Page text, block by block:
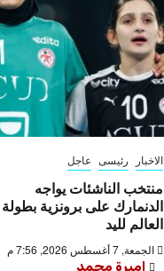
الاخبار رئيسى عاجل
منتخب الناشئات يواجه
الدنمارك على برونزية بطولة
العالم لليد
الجمعة, 7 أغسطس 2026, 7:56 م
اميرة محمد